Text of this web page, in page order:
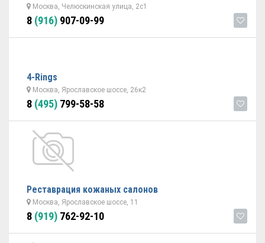
Москва, Челюскинская улица, 2с1
8 (916) 907-09-99
4-Rings
Москва, Ярославское шоссе, 26к2
8 (495) 799-58-58
Реставрация кожаных салонов
Москва, Ярославское шоссе, 11
8 (919) 762-92-10